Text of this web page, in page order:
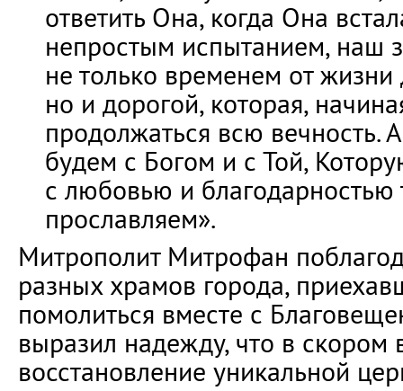
ответить Она, когда Она
непростым испытанием, наш
не только временем от жизни
но и дорогой, которая,
продолжаться всю вечность.
будем с Богом и с Той,
с любовью и благодарностью
прославляем».
Митрополит Митрофан
разных храмов города,
помолиться вместе с
выразил надежду, что в скором
восстановление уникальной